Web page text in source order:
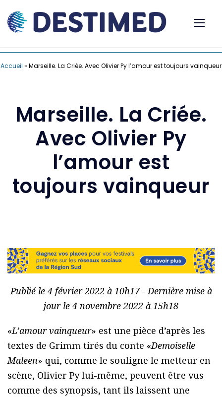
Accueil » Marseille. La Criée. Avec Olivier Py l’amour est toujours vainqueur
Marseille. La Criée.
Avec Olivier Py
l’amour est
toujours vainqueur
Publié le 4 février 2022 à 10h17 - Dernière mise à
jour le 4 novembre 2022 à 15h18
«L’amour vainqueur» est une pièce d’après les
textes de Grimm tirés du conte «Demoiselle
Maleen» qui, comme le souligne le metteur en
scène, Olivier Py lui-même, peuvent être vus
comme des synopsis, tant ils laissent une